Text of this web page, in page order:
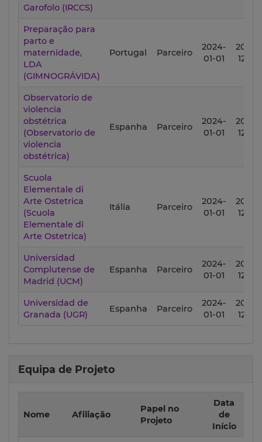
Garofolo (IRCCS)
Preparação para
parto e
maternidade,
LDA
(GIMNOGRÁVIDA)
Portugal Parceiro
2024-
01-01
2027-
12-31
Observatorio de
violencia
obstétrica
(Observatorio de
violencia
obstétrica)
Espanha Parceiro
2024-
01-01
2027-
12-31
Scuola
Elementale di
Arte Ostetrica
(Scuola
Elementale di
Arte Ostetrica)
Itália Parceiro
2024-
01-01
2027-
12-31
Universidad
Complutense de
Madrid (UCM)
Espanha Parceiro
2024-
01-01
2027-
12-31
Universidad de
Granada (UGR)
Espanha Parceiro
2024-
01-01
2027-
12-31
Equipa de Projeto
Nome Afiliação
Papel no
Projeto
Data
de
Início